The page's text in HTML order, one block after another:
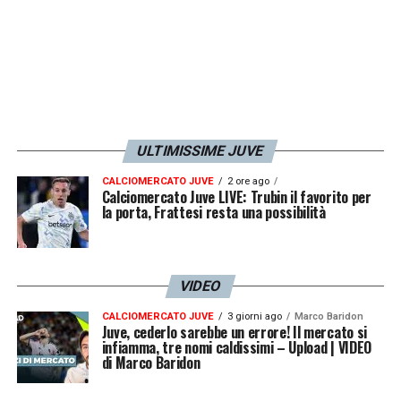
ULTIMISSIME JUVE
CALCIOMERCATO JUVE 2 ore ago
Calciomercato Juve LIVE: Trubin il favorito per
la porta, Frattesi resta una possibilità
VIDEO
CALCIOMERCATO JUVE 3 giorni ago Marco Baridon
Juve, cederlo sarebbe un errore! Il mercato si
infiamma, tre nomi caldissimi – Upload | VIDEO
di Marco Baridon